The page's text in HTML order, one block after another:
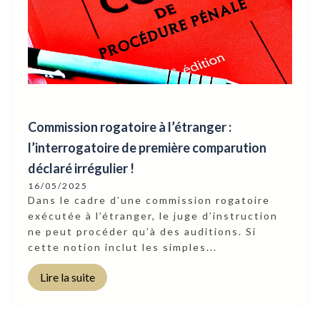
Commission rogatoire à l’étranger :
l’interrogatoire de première comparution
déclaré irrégulier !
16/05/2025
Dans le cadre d’une commission rogatoire
exécutée à l’étranger, le juge d’instruction
ne peut procéder qu’à des auditions. Si
cette notion inclut les simples...
Lire la suite